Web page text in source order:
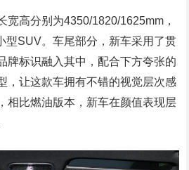
宽高分别为4350/1820/1625mm，
型SUV。车尾部分，新车采用了贯
牌标识融入其中，配合下方夸张的
，让这款车拥有不错的视觉层次感
相比燃油版本，新车在颜值表现层